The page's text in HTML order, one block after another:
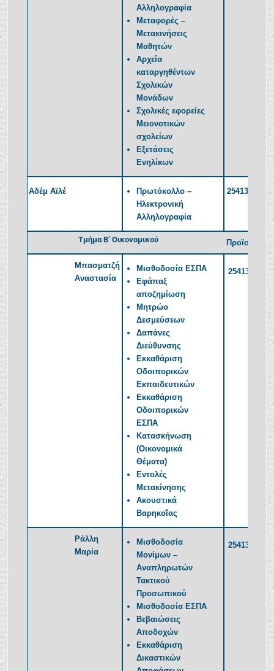
Αλληλογραφία
Μεταφορές –
Μετακινήσεις
Μαθητών
Αρχεία
καταργηθέντων
Σχολικών
Μονάδων
Σχολικές εφορείες
Μειονοτικών
σχολείων
Εξετάσεις
Ενηλίκων
Αδέμ Αϊλέ
Πρωτόκολλο –
Ηλεκτρονική
Αλληλογραφία
2541350383
Τμήμα Β’ Οικονομικού
Μπασματζή
Αναστασία
Μισθοδοσία ΕΣΠΑ
Εφάπαξ
αποζημίωση
Μητρώο
Δεσμεύσεων
Δαπάνες
Διεύθυνσης
Εκκαθάριση
Οδοιπορικών
Εκπαιδευτικών
Εκκαθάριση
Οδοιπορικών
ΕΣΠΑ
Κατασκήνωση
(Οικονομικά
Θέματα)
Εντολές
Μετακίνησης
Ακουστικά
Βαρηκοΐας
2541350393
Ράλλη
Μαρία
Μισθοδοσία
Μονίμων –
Αναπληρωτών
Τακτικού
Προσωπικού
Μισθοδοσία ΕΣΠΑ
Βεβαιώσεις
Αποδοχών
Εκκαθάριση
Δικαστικών
2541350393